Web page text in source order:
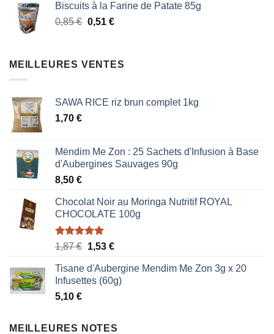
était :
0,85 €.
est :
0,51 €.
Biscuits à la Farine de Patate 85g
0,85€ Le
était :
0,51 €Le
est :
MEILLEURES VENTES
SAWA RICE riz brun complet 1kg
1,70 €
Mëndim Me Zon : 25 Sachets d'Infusion à Base
d'Aubergines Sauvages 90g
8,50 €
Chocolat Noir au Moringa Nutritif ROYAL
CHOCOLATE 100g
Note5.00
1,87€ Le
initial
était :
1,53 €Le
actuel
est :
Tisane d'Aubergine Mendim Me Zon 3g x 20
Infusettes (60g)
5,10 €
MEILLEURES NOTES